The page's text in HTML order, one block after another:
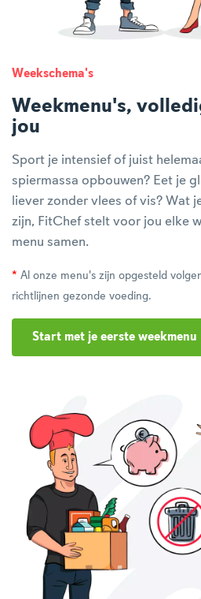
Weekschema's
Weekmenu's,
jou
Sport je intensief of juist
spiermassa opbouwen? Eet je
liever zonder vlees of vis? Wat
zijn, FitChef stelt voor jou elke
menu samen.
* Al onze menu's zijn opgesteld
richtlijnen gezonde voeding.
Start met je eerste weekmenu